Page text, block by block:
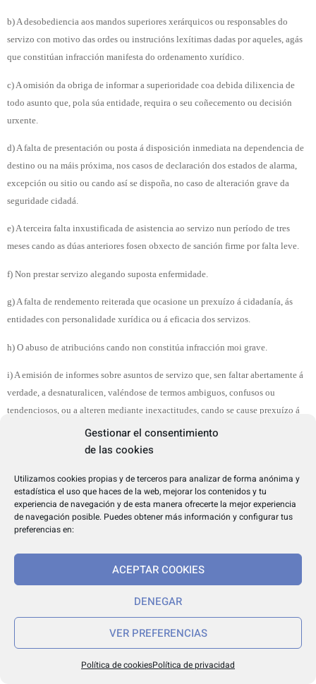
Gestionar el consentimiento
de las cookies
Utilizamos cookies propias y de terceros para analizar de forma anónima y
estadística el uso que haces de la web, mejorar los contenidos y tu
experiencia de navegación y de esta manera ofrecerte la mejor experiencia
de navegación posible. Puedes obtener más información y configurar tus
preferencias en:
ACEPTAR COOKIES
DENEGAR
VER PREFERENCIAS
Política de cookiesPolítica de privacidad
b) A desobediencia aos mandos superiores xerárquicos ou responsables do
servizo con motivo das ordes ou instrucións lexítimas dadas por aqueles, agás
que constitúan infracción manifesta do ordenamento xurídico.
c) A omisión da obriga de informar a superioridade coa debida dilixencia de
todo asunto que, pola súa entidade, requira o seu coñecemento ou decisión
urxente.
d) A falta de presentación ou posta á disposición inmediata na dependencia de
destino ou na máis próxima, nos casos de declaración dos estados de alarma,
excepción ou sitio ou cando así se dispoña, no caso de alteración grave da
seguridade cidadá.
e) A terceira falta inxustificada de asistencia ao servizo nun período de tres
meses cando as dúas anteriores fosen obxecto de sanción firme por falta leve.
f) Non prestar servizo alegando suposta enfermidade.
g) A falta de rendemento reiterada que ocasione un prexuízo á cidadanía, ás
entidades con personalidade xurídica ou á eficacia dos servizos.
h) O abuso de atribucións cando non constitúa infracción moi grave.
i) A emisión de informes sobre asuntos de servizo que, sen faltar abertamente á
verdade, a desnaturalicen, valéndose de termos ambiguos, confusos ou
tendenciosos, ou a alteren mediante inexactitudes, cando se cause prexuízo á
Administración ou á cidadanía, sempre que o feito non constitúa delito ou falta
j) A intervención nun procedemento administrativo cando concorra algunha
das causas legais de abstención.
k) Non portar durante o servizo o uniforme regulamentario, cando o seu uso
sexa preceptivo, os distintivos da categoría ou cargo, a arma regulamentaria ou
os medios de protección ou acción que se determinen, sempre que non medie
l) Exhibir armas sen causa que o xustifique, así como utilizalas en acto de
servizo ou fóra del infrinxindo as normas que regulan o seu emprego.
m) Dar lugar ao extravío, perda ou subtracción por neglixencia inescusable dos
distintivos de identificación ou da arma regulamentaria.